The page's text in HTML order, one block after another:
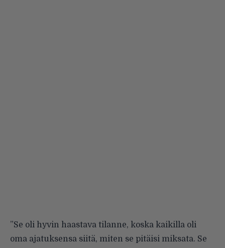
”Se oli hyvin haastava tilanne, koska kaikilla oli
oma ajatuksensa siitä, miten se pitäisi miksata. Se